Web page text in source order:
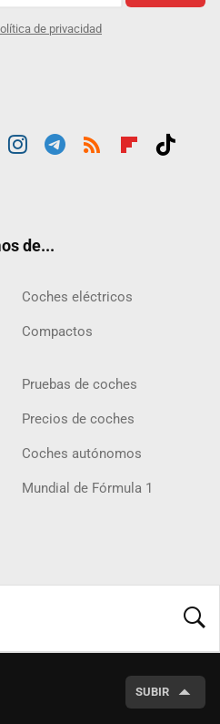
de privacidad
de...
Coches eléctricos
Compactos
Pruebas de coches
Precios de coches
Coches autónomos
Mundial de Fórmula 1
SUBIR